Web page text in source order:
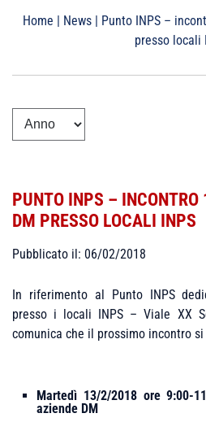
Home | News | Punto INPS –
presso locali
PUNTO INPS –
DM PRESSO LOCALI INPS
Pubblicato il: 06/02/2018
In riferimento al Punto INPS
presso i locali INPS – Viale XX
comunica che il prossimo incontro
Martedì 13/2/2018 ore 9:00-
aziende DM